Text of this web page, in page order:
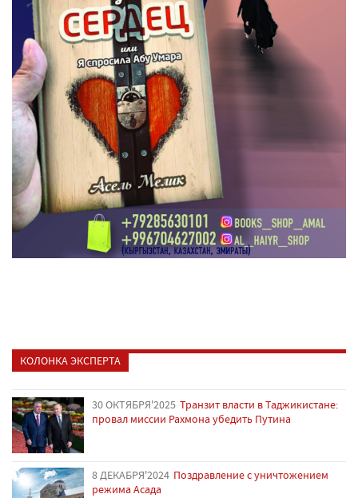
КОЛОНКА ЭКСПЕРТА
30 ОКТЯБРЯ'2025 Транзит власти в Таджикистане:
провал миссии Рахмона убедить Путина
8 ДЕКАБРЯ'2024 Поздравление с уничтожением
режима Асада